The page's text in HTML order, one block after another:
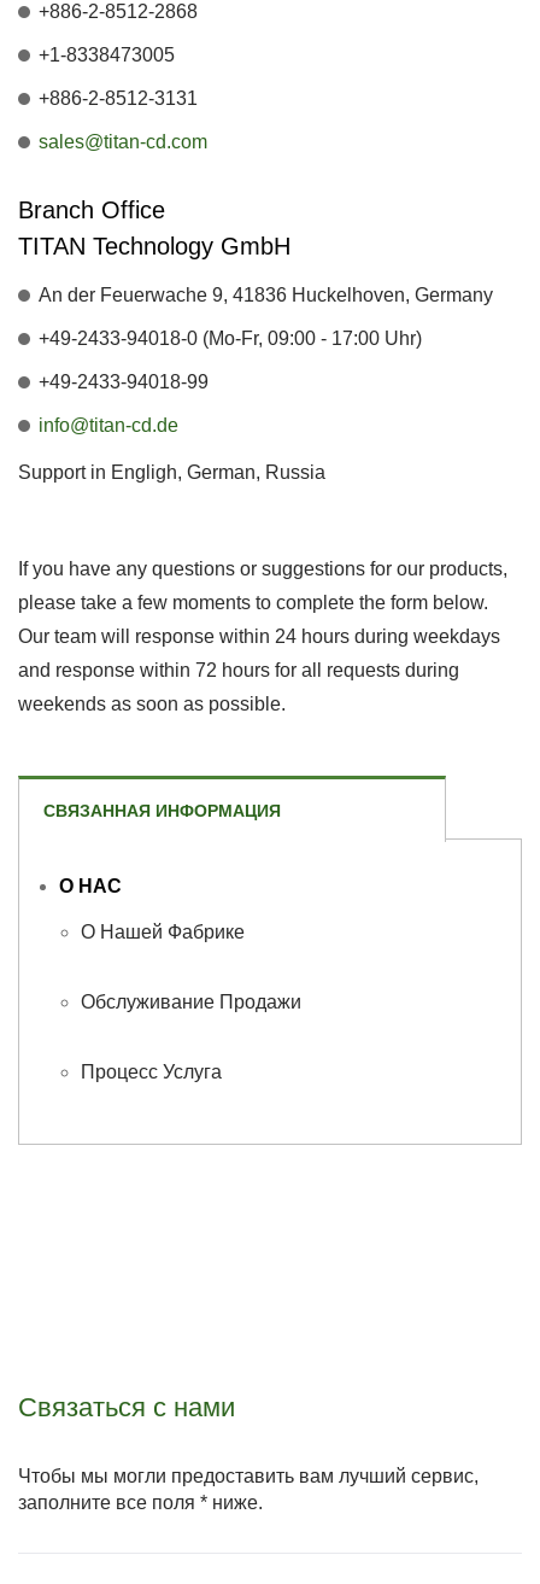
+886-2-8512-2868
+1-8338473005
+886-2-8512-3131
sales@titan-cd.com
Branch Office
TITAN Technology GmbH
An der Feuerwache 9, 41836 Huckelhoven, Germany
+49-2433-94018-0 (Mo-Fr, 09:00 - 17:00 Uhr)
+49-2433-94018-99
info@titan-cd.de
Support in Engligh, German, Russia
If you have any questions or suggestions for our products,
please take a few moments to complete the form below.
Our team will response within 24 hours during weekdays
and response within 72 hours for all requests during
weekends as soon as possible.
СВЯЗАННАЯ ИНФОРМАЦИЯ
О НАС
О Нашей Фабрике
Обслуживание Продажи
Процесс Услуга